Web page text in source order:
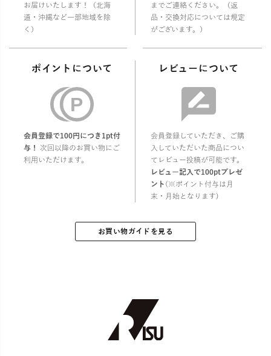
お届けいたします！（北海
道・沖縄など一部地域を除
く）
までご連絡ください。（返
品・交換対応については規定
がございます。）
ポイントについて
会員登録で100円につき1pt付
与！ 次回以降のお買い物にご
利用いただけます。
レビューについて
会員登録していただき、ご購
入していただいた商品につい
てレビュー投稿が可能です。
レビュー記入で100ptプレゼ
ント (※ポイント付与は月
末・月始となります)
お買い物ガイドを見る